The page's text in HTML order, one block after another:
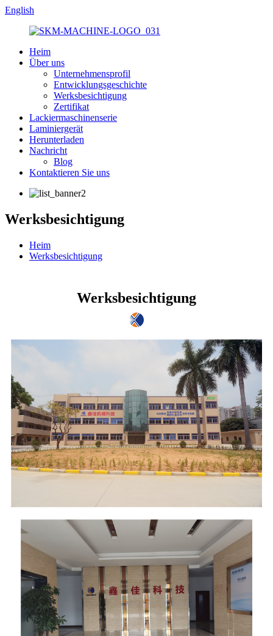
English
Heim
Über uns
Unternehmensprofil
Entwicklungsgeschichte
Werksbesichtigung
Zertifikat
Lackiermaschinenserie
Laminiergerät
Herunterladen
Nachricht
Blog
Kontaktieren Sie uns
Werksbesichtigung
Heim
Werksbesichtigung
Werksbesichtigung